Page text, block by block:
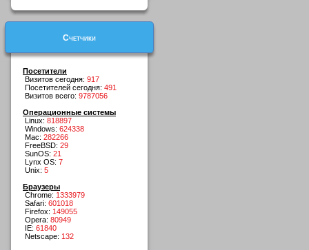
Счетчики
Посетители
Визитов сегодня: 917
Посетителей сегодня: 491
Визитов всего: 9787056
Операционные системы
Linux: 818897
Windows: 624338
Mac: 282266
FreeBSD: 29
SunOS: 21
Lynx OS: 7
Unix: 5
Браузеры
Chrome: 1333979
Safari: 601018
Firefox: 149055
Opera: 80949
IE: 61840
Netscape: 132